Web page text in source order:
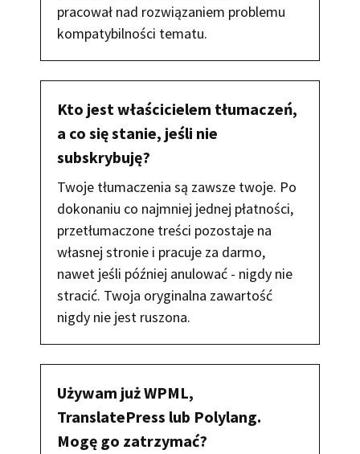
pracował nad rozwiązaniem problemu
kompatybilności tematu.
Kto jest właścicielem tłumaczeń,
a co się stanie, jeśli nie
subskrybuję?
Twoje tłumaczenia są zawsze twoje. Po
dokonaniu co najmniej jednej płatności,
przetłumaczone treści pozostaje na
własnej stronie i pracuje za darmo,
nawet jeśli później anulować - nigdy nie
stracić. Twoja oryginalna zawartość
nigdy nie jest ruszona.
Używam już WPML,
TranslatePress lub Polylang.
Mogę go zatrzymać?